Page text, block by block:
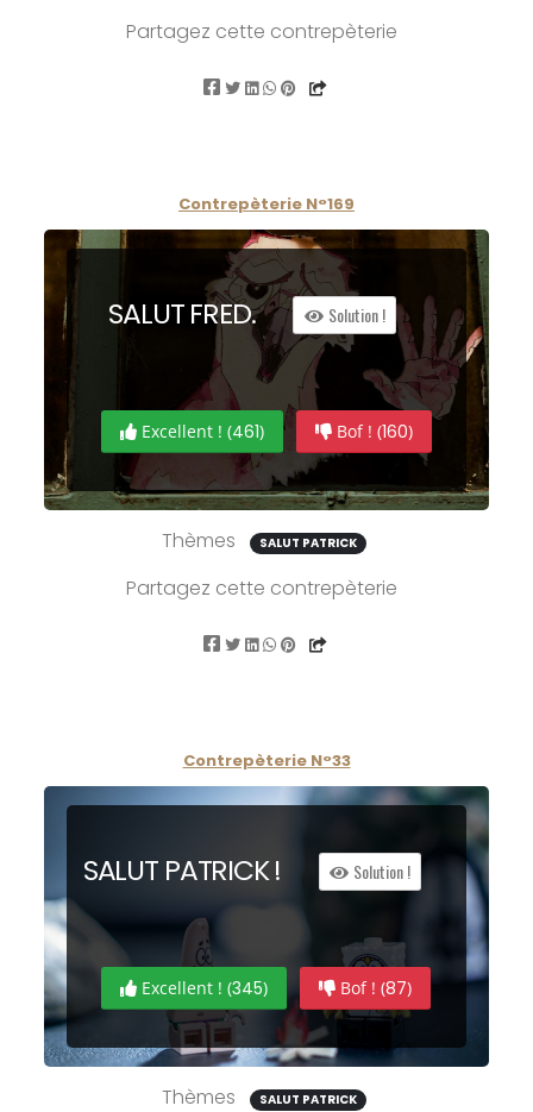
Partagez cette contrepèterie
Contrepèterie N°169
SALUTFRED. Solution !
Excellent ! (461) Bof ! (160)
Thèmes SALUT PATRICK
Partagez cette contrepèterie
Contrepèterie N°33
SALUT PATRICK ! Solution !
Excellent ! (345) Bof ! (87)
Thèmes SALUT PATRICK